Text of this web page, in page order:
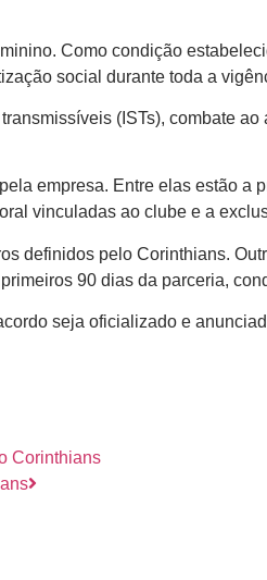
Como condição
social durante toda a
(ISTs), combate
empresa. Entre elas estão a
vinculadas ao clube e a
definidos pelo Corinthians.
90 dias da parceria,
seja oficializado e
Corinthians